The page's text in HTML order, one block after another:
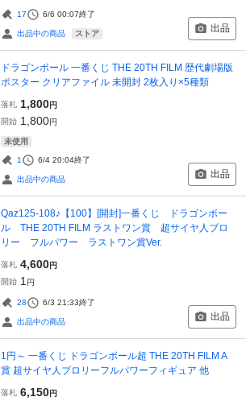
17 6/6 00:07終了
出品中の商品 ストア 出品
ドラゴンボール 一番くじ THE 20TH FILM 歴代劇場版
ポスター クリアファイル 未開封 2枚入り×5種類
落札 1,800円
開始 1,800円
未使用
1 6/4 20:04終了
出品中の商品 出品
Qaz125-108♪【100】[開封]一番くじ ドラゴンボー
ル THE 20TH FILM ラストワン賞 超サイヤ人ブロ
リー フルパワー ラストワン賞Ver.
落札 4,600円
開始 1 円
28 6/3 21:33終了
出品中の商品 出品
1円～ 一番くじ ドラゴンボール超 THE 20TH FILM A
賞 超サイヤ人ブロリーフルパワーフィギュア 他
落札 6,150円